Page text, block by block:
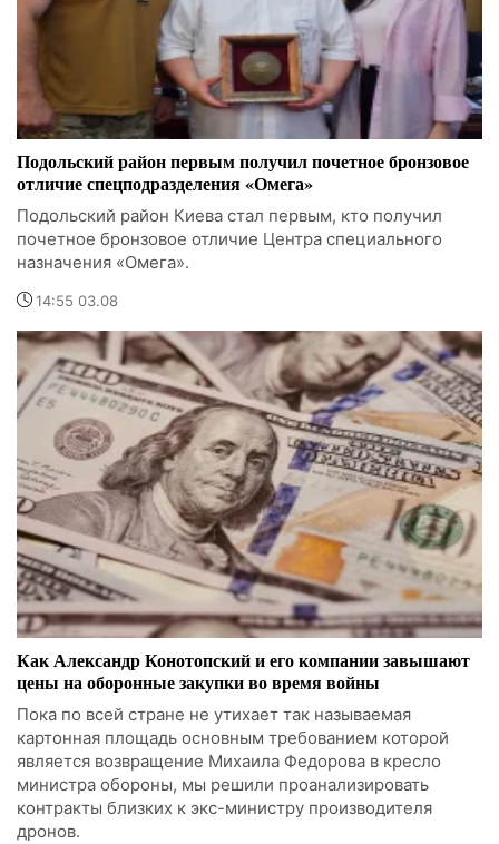
Подольский район первым получил почетное бронзовое
отличие спецподразделения «Омега»
Подольский район Киева стал первым, кто получил
почетное бронзовое отличие Центра специального
назначения «Омега».
14:55 03.08
Как Александр Конотопский и его компании завышают
цены на оборонные закупки во время войны
Пока по всей стране не утихает так называемая
картонная площадь основным требованием которой
является возвращение Михаила Федорова в кресло
министра обороны, мы решили проанализировать
контракты близких к экс-министру производителя
дронов.